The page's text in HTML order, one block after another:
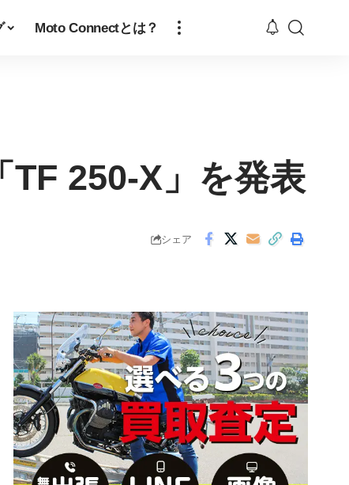
Moto Connectとは？
TF 250-X」を発表
シェア